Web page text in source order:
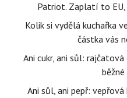
Patriot. Zaplatí to
Kolik si vydělá kuchařka
částka vás
Ani cukr, ani sůl:
Ani sůl, ani pepř: